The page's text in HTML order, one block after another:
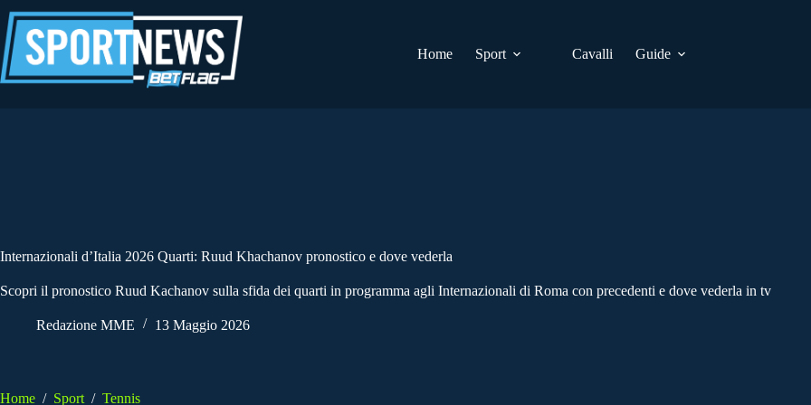
al
contenuto
Home
Sport Cavalli Guide
Internazionali d’Italia 2026 Quarti: Ruud Khachanov pronostico e dove vederla
Scopri il pronostico Ruud Kachanov sulla sfida dei quarti in programma agli Internazionali di Roma con precedenti e dove vederla in tv
Redazione MME 13 Maggio 2026
Home / Sport / Tennis